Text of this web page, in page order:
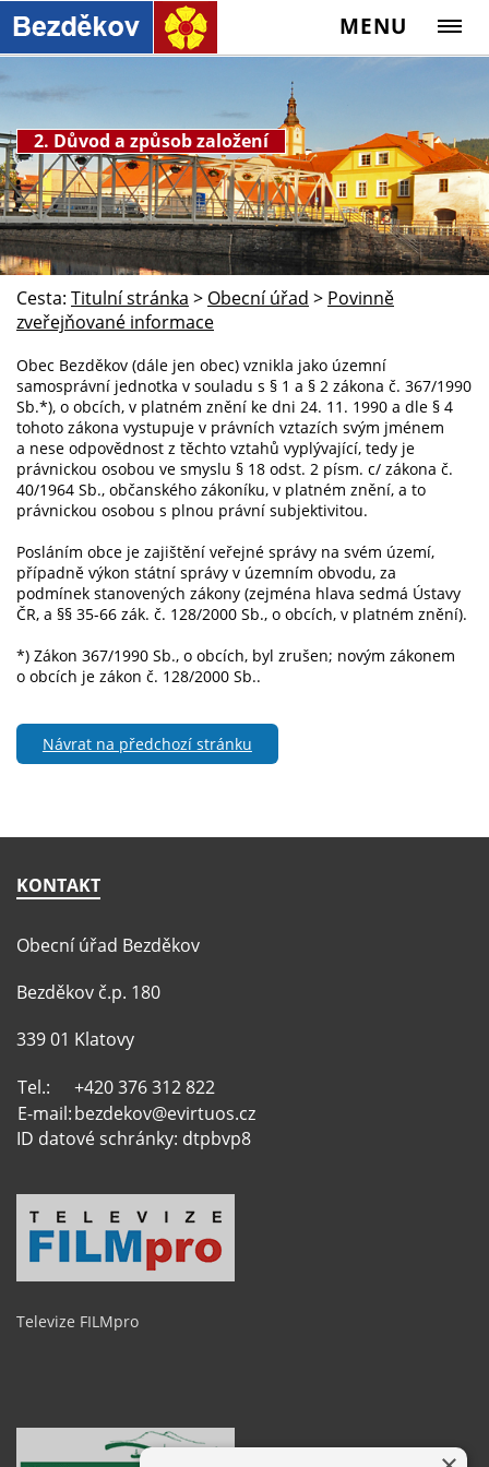
MENU
2. Důvod a způsob založení
Cesta: Titulní stránka > Obecní úřad > Povinně
zveřejňované informace
Obec Bezděkov (dále jen obec) vznikla jako územní
samosprávní jednotka v souladu s § 1 a § 2 zákona č. 367/1990
Sb.*), o obcích, v platném znění ke dni 24. 11. 1990 a dle § 4
tohoto zákona vystupuje v právních vztazích svým jménem
a nese odpovědnost z těchto vztahů vyplývající, tedy je
právnickou osobou ve smyslu § 18 odst. 2 písm. c/ zákona č.
40/1964 Sb., občanského zákoníku, v platném znění, a to
právnickou osobou s plnou právní subjektivitou.
Posláním obce je zajištění veřejné správy na svém území,
případně výkon státní správy v územním obvodu, za
podmínek stanovených zákony (zejména hlava sedmá Ústavy
ČR, a §§ 35-66 zák. č. 128/2000 Sb., o obcích, v platném znění).
*) Zákon 367/1990 Sb., o obcích, byl zrušen; novým zákonem
o obcích je zákon č. 128/2000 Sb..
Návrat na předchozí stránku
KONTAKT
Obecní úřad Bezděkov
Bezděkov č.p. 180
339 01 Klatovy
Tel.:
+420 376 312 822
E-mail:bezdekov@evirtuos.cz
ID datové schránky: dtpbvp8
Televize FILMpro